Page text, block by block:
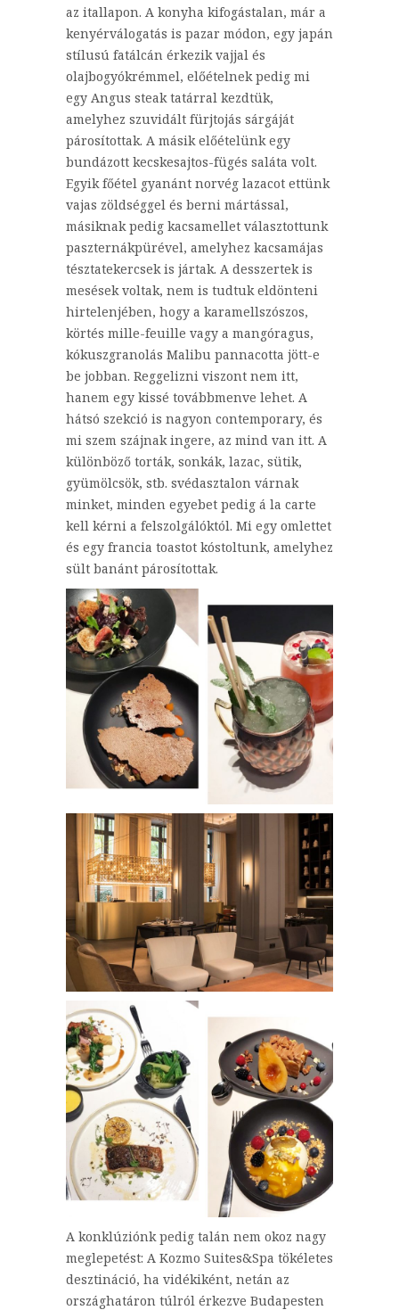
az itallapon. A konyha kifogástalan, már a
kenyérválogatás is pazar módon, egy japán
stílusú fatálcán érkezik vajjal és
olajbogyókrémmel, előételnek pedig mi
egy Angus steak tatárral kezdtük,
amelyhez szuvidált fürjtojás sárgáját
párosítottak. A másik előételünk egy
bundázott kecskesajtos-fügés saláta volt.
Egyik főétel gyanánt norvég lazacot ettünk
vajas zöldséggel és berni mártással,
másiknak pedig kacsamellet választottunk
paszternákpürével, amelyhez kacsamájas
tésztatekercsek is jártak. A desszertek is
mesések voltak, nem is tudtuk eldönteni
hirtelenjében, hogy a karamellszószos,
körtés mille-feuille vagy a mangóragus,
kókuszgranolás Malibu pannacotta jött-e
be jobban. Reggelizni viszont nem itt,
hanem egy kissé továbbmenve lehet. A
hátsó szekció is nagyon contemporary, és
mi szem szájnak ingere, az mind van itt. A
különböző torták, sonkák, lazac, sütik,
gyümölcsök, stb. svédasztalon várnak
minket, minden egyebet pedig á la carte
kell kérni a felszolgálóktól. Mi egy omlettet
és egy francia toastot kóstoltunk, amelyhez
sült banánt párosítottak.
A konklúziónk pedig talán nem okoz nagy
meglepetést: A Kozmo Suites&Spa tökéletes
desztináció, ha vidékiként, netán az
országhatáron túlról érkezve Budapesten